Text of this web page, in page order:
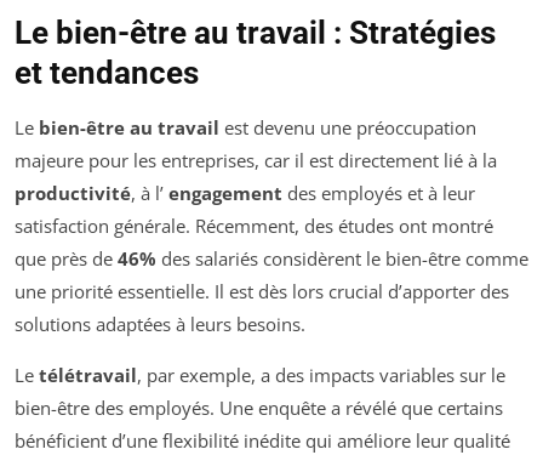
Le bien-être au travail : Stratégies
et tendances
Le bien-être au travail est devenu une préoccupation
majeure pour les entreprises, car il est directement lié à la
productivité, à l’ engagement des employés et à leur
satisfaction générale. Récemment, des études ont montré
que près de 46% des salariés considèrent le bien-être comme
une priorité essentielle. Il est dès lors crucial d’apporter des
solutions adaptées à leurs besoins.
Le télétravail, par exemple, a des impacts variables sur le
bien-être des employés. Une enquête a révélé que certains
bénéficient d’une flexibilité inédite qui améliore leur qualité